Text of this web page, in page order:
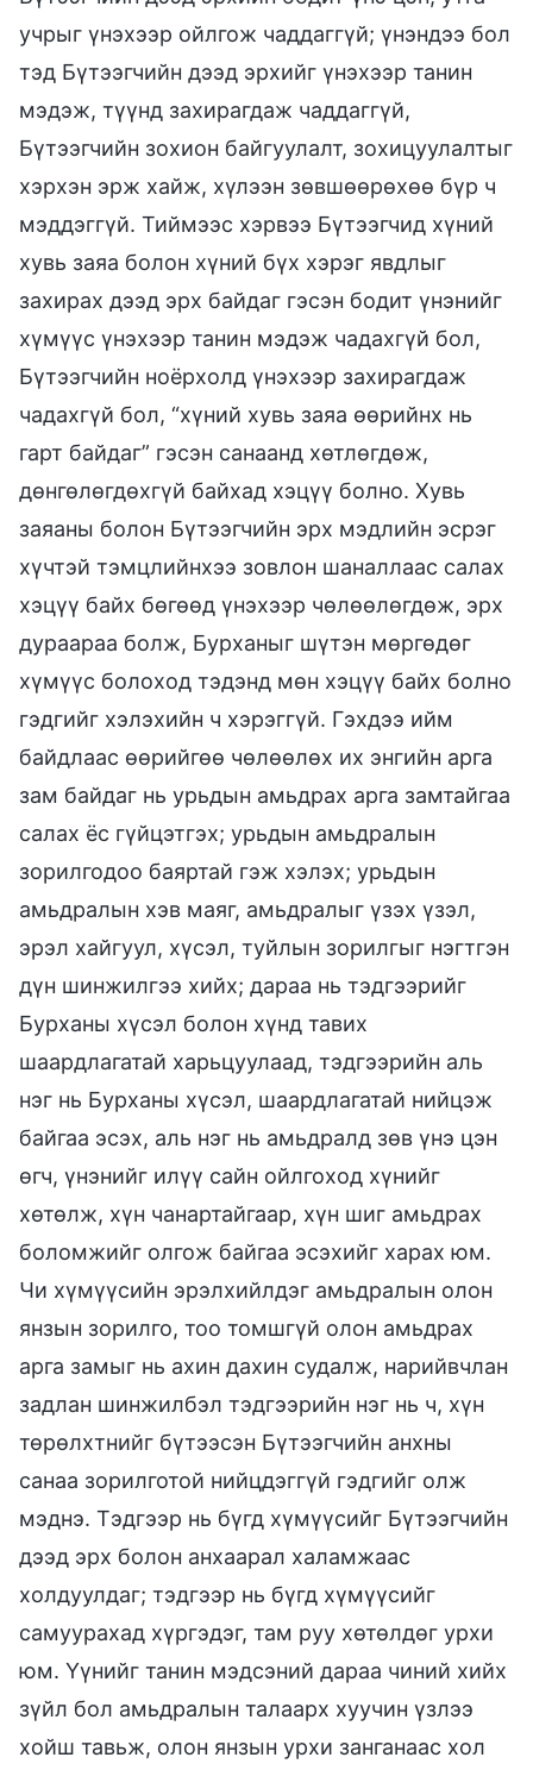
учрыг үнэхээр ойлгож чаддаггүй; үнэндээ бол
тэд Бүтээгчийн дээд эрхийг үнэхээр танин
мэдэж, түүнд захирагдаж чаддаггүй,
Бүтээгчийн зохион байгуулалт, зохицуулалтыг
хэрхэн эрж хайж, хүлээн зөвшөөрөхөө бүр ч
мэддэггүй. Тиймээс хэрвээ Бүтээгчид хүний
хувь заяа болон хүний бүх хэрэг явдлыг
захирах дээд эрх байдаг гэсэн бодит үнэнийг
хүмүүс үнэхээр танин мэдэж чадахгүй бол,
Бүтээгчийн ноёрхолд үнэхээр захирагдаж
чадахгүй бол, “хүний хувь заяа өөрийнх нь
гарт байдаг” гэсэн санаанд хөтлөгдөж,
дөнгөлөгдөхгүй байхад хэцүү болно. Хувь
заяаны болон Бүтээгчийн эрх мэдлийн эсрэг
хүчтэй тэмцлийнхээ зовлон шаналлаас салах
хэцүү байх бөгөөд үнэхээр чөлөөлөгдөж, эрх
дураараа болж, Бурханыг шүтэн мөргөдөг
хүмүүс болоход тэдэнд мөн хэцүү байх болно
гэдгийг хэлэхийн ч хэрэггүй. Гэхдээ ийм
байдлаас өөрийгөө чөлөөлөх их энгийн арга
зам байдаг нь урьдын амьдрах арга замтайгаа
салах ёс гүйцэтгэх; урьдын амьдралын
зорилгодоо баяртай гэж хэлэх; урьдын
амьдралын хэв маяг, амьдралыг үзэх үзэл,
эрэл хайгуул, хүсэл, туйлын зорилгыг нэгтгэн
дүн шинжилгээ хийх; дараа нь тэдгээрийг
Бурханы хүсэл болон хүнд тавих
шаардлагатай харьцуулаад, тэдгээрийн аль
нэг нь Бурханы хүсэл, шаардлагатай нийцэж
байгаа эсэх, аль нэг нь амьдралд зөв үнэ цэн
өгч, үнэнийг илүү сайн ойлгоход хүнийг
хөтөлж, хүн чанартайгаар, хүн шиг амьдрах
боломжийг олгож байгаа эсэхийг харах юм.
Чи хүмүүсийн эрэлхийлдэг амьдралын олон
янзын зорилго, тоо томшгүй олон амьдрах
арга замыг нь ахин дахин судалж, нарийвчлан
задлан шинжилбэл тэдгээрийн нэг нь ч, хүн
төрөлхтнийг бүтээсэн Бүтээгчийн анхны
санаа зорилготой нийцдэггүй гэдгийг олж
мэднэ. Тэдгээр нь бүгд хүмүүсийг Бүтээгчийн
дээд эрх болон анхаарал халамжаас
холдуулдаг; тэдгээр нь бүгд хүмүүсийг
самуурахад хүргэдэг, там руу хөтөлдөг урхи
юм. Үүнийг танин мэдсэний дараа чиний хийх
зүйл бол амьдралын талаарх хуучин үзлээ
хойш тавьж, олон янзын урхи занганаас хол